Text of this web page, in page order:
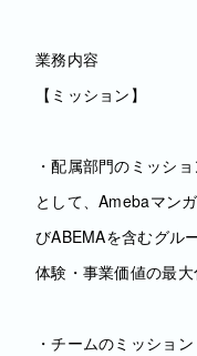
業務内容
【ミッション】
・配属部門のミッシ
として、Amebaマン
びABEMAを含むグル
体験・事業価値の最大
・チームのミッショ